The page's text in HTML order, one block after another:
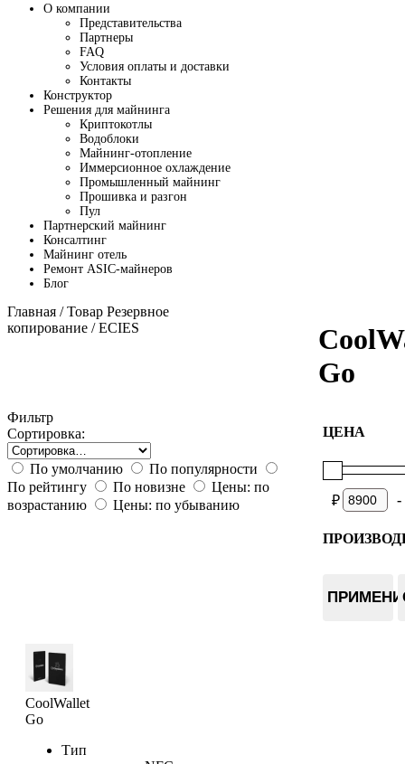
О компании
Представительства
Партнеры
FAQ
Условия оплаты и доставки
Контакты
Конструктор
Решения для майнинга
Криптокотлы
Водоблоки
Майнинг-отопление
Иммерсионное охлаждение
Промышленный майнинг
Прошивка и разгон
Пул
Партнерский майнинг
Консалтинг
Майнинг отель
Ремонт ASIC-майнеров
Блог
Главная / Товар Резервное
копирование / ECIES
Go
Фильтр
Сортировка:
По умолчанию
По популярности
По рейтингу
По новизне
Цены: по
возрастанию
Цены: по убыванию
ЦЕНА
₽ -
CoolWallet
Go
Тип